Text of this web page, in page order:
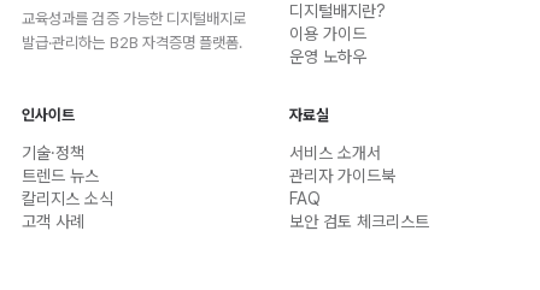
교육성과를 검증 가능한 디지털배지로
발급·관리하는 B2B 자격증명 플랫폼.
디지털배지란?
이용 가이드
운영 노하우
인사이트
기술·정책
트렌드 뉴스
칼리지스 소식
고객 사례
자료실
서비스 소개서
관리자 가이드북
FAQ
보안 검토 체크리스트